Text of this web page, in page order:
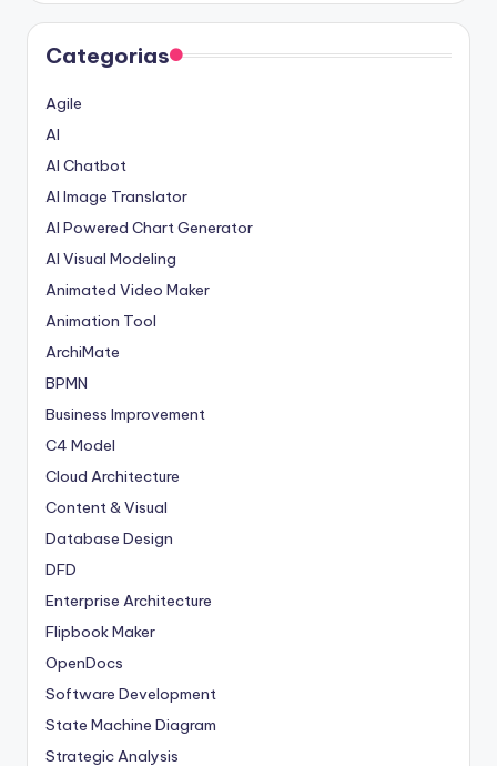
Categorias
Agile
AI
AI Chatbot
AI Image Translator
AI Powered Chart Generator
AI Visual Modeling
Animated Video Maker
Animation Tool
ArchiMate
BPMN
Business Improvement
C4 Model
Cloud Architecture
Content & Visual
Database Design
DFD
Enterprise Architecture
Flipbook Maker
OpenDocs
Software Development
State Machine Diagram
Strategic Analysis